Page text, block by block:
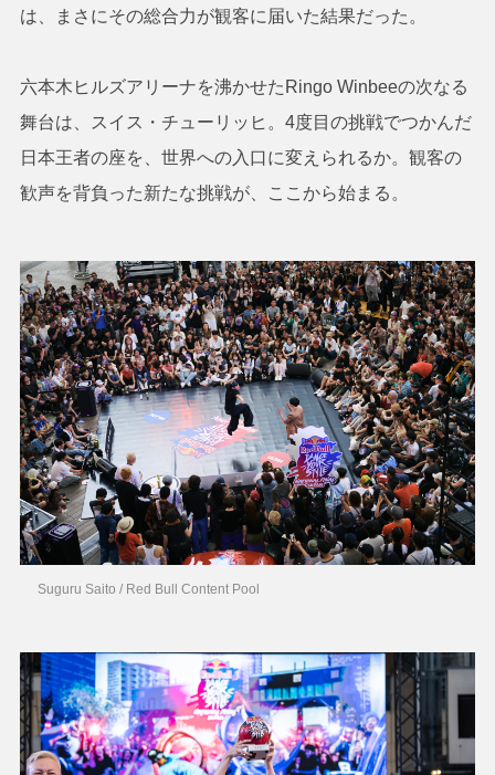
は、まさにその総合力が観客に届いた結果だった。
六本木ヒルズアリーナを沸かせたRingo Winbeeの次なる
舞台は、スイス・チューリッヒ。4度目の挑戦でつかんだ
日本王者の座を、世界への入口に変えられるか。観客の
歓声を背負った新たな挑戦が、ここから始まる。
Suguru Saito / Red Bull Content Pool